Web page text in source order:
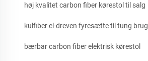
høj kvalitet carbon fiber kørestol til salg
kulfiber el-dreven fyresætte til tung brug
bærbar carbon fiber elektrisk kørestol